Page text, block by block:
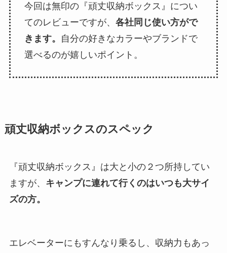
今回は無印の『頑丈収納ボックス』につい
てのレビューですが、 各社同じ使い方がで
きます。
自分の好きなカラーやブランドで
選べるのが嬉しいポイント。
頑丈収納ボックスのスペック
『頑丈収納ボックス』は大と小の２つ所持してい
ますが、 キャンプに連れて行くのはいつも大サイ
ズの方。
エレベーターにもすんなり乗るし、収納力もあっ